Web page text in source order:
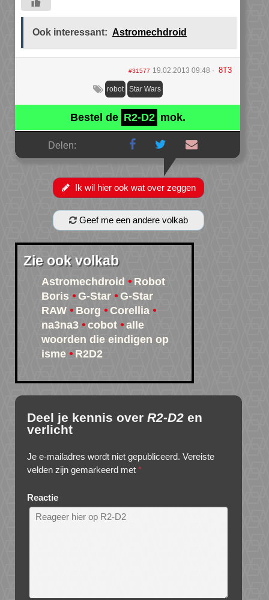
Ook interessant: Astromechdroid
#31577 19.02.2013 09:48 8T3
robot Star Wars
Bestel de R2-D2 mok.
Delen:
Ik wil hier ook wat over zeggen
Geef me een andere volkab
Zie ook volkab
Astromechdroid
Robot
Boris
G-Star
G-Star
RAW
Borg
Corellia
na3na3
cobot
alle
woorden die eindigen op
isme
R2D2
Deel je kennis over R2-D2 en
verlicht
Je e-mailadres wordt niet gepubliceerd. Vereiste
velden zijn gemarkeerd met *
Reactie